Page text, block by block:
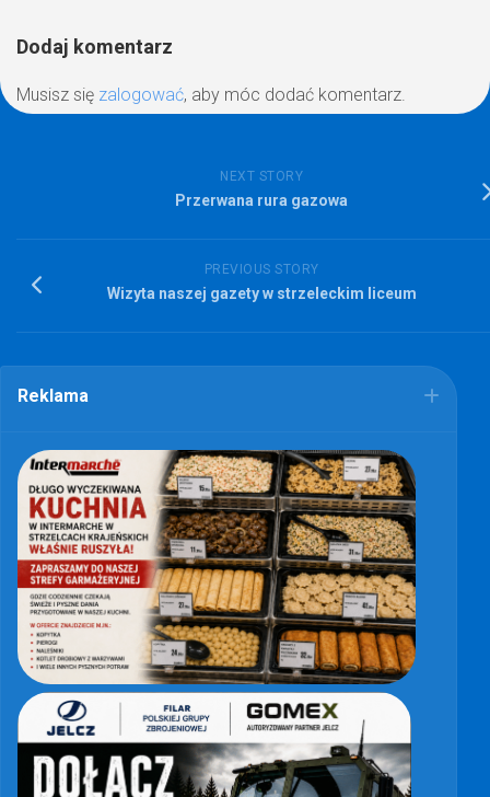
Dodaj komentarz
Musisz się zalogować, aby móc dodać komentarz.
NEXT STORY
Przerwana rura gazowa
PREVIOUS STORY
Wizyta naszej gazety w strzeleckim liceum
Reklama